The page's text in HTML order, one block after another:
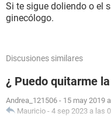
Si te sigue doliendo o el
ginecólogo.
Discusiones similares
¿ Puedo quitarme
Andrea_121506 - 15 may 2019
Mauricio - 4 sep 2023 a las